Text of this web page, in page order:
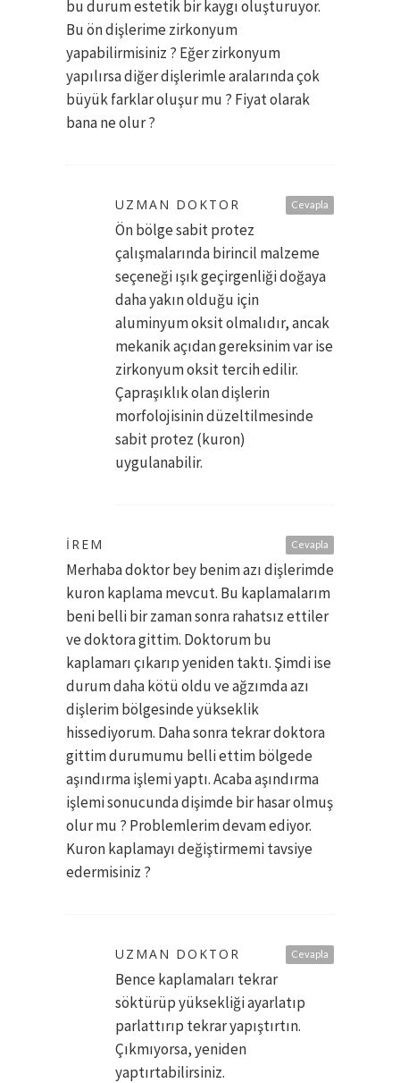
bu durum estetik bir kaygı oluşturuyor.
Bu ön dişlerime zirkonyum
yapabilirmisiniz ? Eğer zirkonyum
yapılırsa diğer dişlerimle aralarında çok
büyük farklar oluşur mu ? Fiyat olarak
bana ne olur ?
Cevapla
UZMAN DOKTOR
Ön bölge sabit protez
çalışmalarında birincil malzeme
seçeneği ışık geçirgenliği doğaya
daha yakın olduğu için
aluminyum oksit olmalıdır, ancak
mekanik açıdan gereksinim var ise
zirkonyum oksit tercih edilir.
Çapraşıklık olan dişlerin
morfolojisinin düzeltilmesinde
sabit protez (kuron)
uygulanabilir.
Cevapla
İREM
Merhaba doktor bey benim azı dişlerimde
kuron kaplama mevcut. Bu kaplamalarım
beni belli bir zaman sonra rahatsız ettiler
ve doktora gittim. Doktorum bu
kaplamarı çıkarıp yeniden taktı. Şimdi ise
durum daha kötü oldu ve ağzımda azı
dişlerim bölgesinde yükseklik
hissediyorum. Daha sonra tekrar doktora
gittim durumumu belli ettim bölgede
aşındırma işlemi yaptı. Acaba aşındırma
işlemi sonucunda dişimde bir hasar olmuş
olur mu ? Problemlerim devam ediyor.
Kuron kaplamayı değiştirmemi tavsiye
edermisiniz ?
Cevapla
UZMAN DOKTOR
Bence kaplamaları tekrar
söktürüp yüksekliği ayarlatıp
parlattırıp tekrar yapıştırtın.
Çıkmıyorsa, yeniden
yaptırtabilirsiniz.